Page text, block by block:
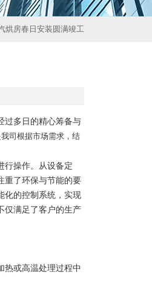
烘房春日安装圆满竣工
过多日的精心筹备与
司根据市场需求，结
行操作。从设备定
重了环保与节能的要
化的控制系统，实现
仅满足了客户的生产
热或高温处理过程中